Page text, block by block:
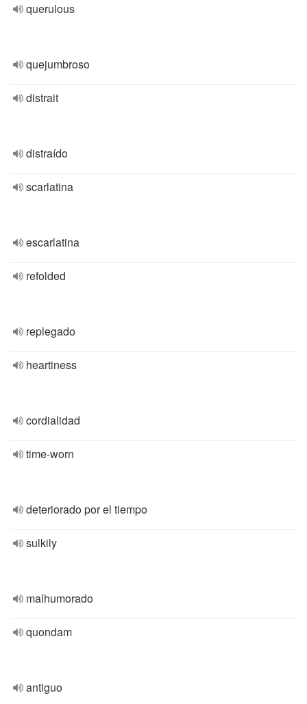
querulous
quejumbroso
distrait
distraído
scarlatina
escarlatina
refolded
replegado
heartiness
cordialidad
time-worn
deteriorado por el tiempo
sulkily
malhumorado
quondam
antiguo